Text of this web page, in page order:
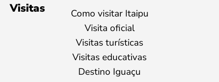
Visitas
Como visitar Itaipu
Visita oficial
Visitas turísticas
Visitas educativas
Destino Iguaçu